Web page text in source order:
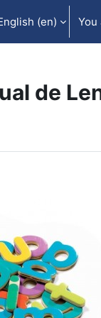
‎(en)‎ You
de